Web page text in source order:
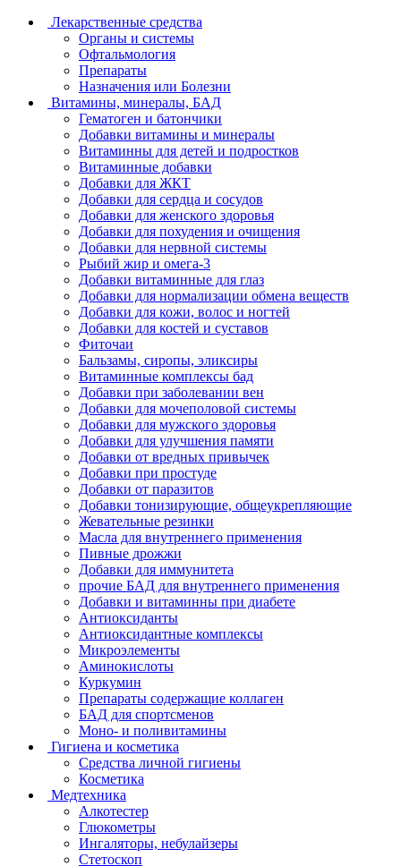
Лекарственные средства
Органы и системы
Офтальмология
Препараты
Назначения или Болезни
Витамины, минералы, БАД
Гематоген и батончики
Добавки витамины и минералы
Витаминны для детей и подростков
Витаминные добавки
Добавки для ЖКТ
Добавки для сердца и сосудов
Добавки для женского здоровья
Добавки для похудения и очищения
Добавки для нервной системы
Рыбий жир и омега-3
Добавки витаминные для глаз
Добавки для нормализации обмена веществ
Добавки для кожи, волос и ногтей
Добавки для костей и суставов
Фиточаи
Бальзамы, сиропы, эликсиры
Витаминные комплексы бад
Добавки при заболевании вен
Добавки для мочеполовой системы
Добавки для мужского здоровья
Добавки для улучшения памяти
Добавки от вредных привычек
Добавки при простуде
Добавки от паразитов
Добавки тонизирующие, общеукрепляющие
Жевательные резинки
Масла для внутреннего применения
Пивные дрожжи
Добавки для иммунитета
прочие БАД для внутреннего применения
Добавки и витаминны при диабете
Антиоксиданты
Антиоксидантные комплексы
Микроэлементы
Аминокислоты
Куркумин
Препараты содержащие коллаген
БАД для спортсменов
Моно- и поливитамины
Гигиена и косметика
Средства личной гигиены
Косметика
Медтехника
Алкотестер
Глюкометры
Ингаляторы, небулайзеры
Стетоскоп